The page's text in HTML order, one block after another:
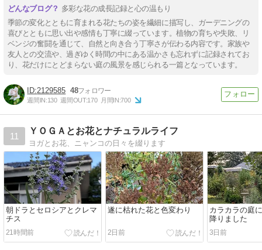
多彩な花の成長記録と心の温もり
季節の変化とともに育まれる花たちの姿を繊細に描写し、ガーデニングの
喜びとともに思い出や感情も丁寧に綴っています。植物の育ちや失敗、リ
ベンジの奮闘を通じて、自然と向き合う丁寧さが伝わる内容です。家族や
友人との交流や、過ぎゆく時間の中にある温かさも忘れずに記録されてお
り、花だけにとどまらない庭の風景を感じられる一篇となっています。
2129585 48
週間IN:130 週間OUT:170 月間IN:700
11
ＹＯＧＡとお花とナチュラルライフ
ヨガとお花、ニャンコの日々を綴ります
朝ドラとセロシアとクレマ
チス
21時間前
遂に枯れた花と色変わり
2日前
カラカラの庭
降りました
3日前